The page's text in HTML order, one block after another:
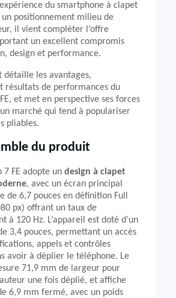
du smartphone à clapet
un positionnement milieu de
il vient compléter l’offre
un excellent compromis
design et performance.
détaille les avantages,
résultats de performances du
et met en perspective ses forces
marché qui tend à populariser
pliables.
du produit
7 FE adopte un design à clapet
, avec un écran principal
de 6,7 pouces en définition Full
px) offrant un taux de
à 120 Hz. L’appareil est doté d’un
3,4 pouces, permettant un accès
appels et contrôles
avoir à déplier le téléphone. Le
71,9 mm de largeur pour
une fois déplié, et affiche
6,9 mm fermé, avec un poids